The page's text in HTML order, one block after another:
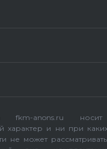
fkm-anons.ru носит
характер и ни при
не может